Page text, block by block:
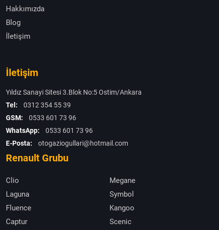
Hakkımızda
Blog
İletişim
İletişim
Yıldız Sanayi Sitesi 3.Blok No:5 Ostim/Ankara
Tel:
0312 354 55 39
GSM:
0533 601 73 96
WhatsApp:
0533 601 73 96
E-Posta:
otogaziogullari@hotmail.com
Renault Grubu
Clio
Megane
Laguna
Symbol
Fluence
Kangoo
Captur
Scenic